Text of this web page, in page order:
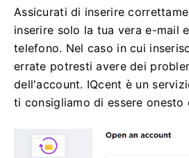
Assicurati di inserire
inserire solo la tua vera e-mail
telefono. Nel caso in cui
errate potresti avere dei
dell'account. IQcent è un
ti consigliamo di essere onesto